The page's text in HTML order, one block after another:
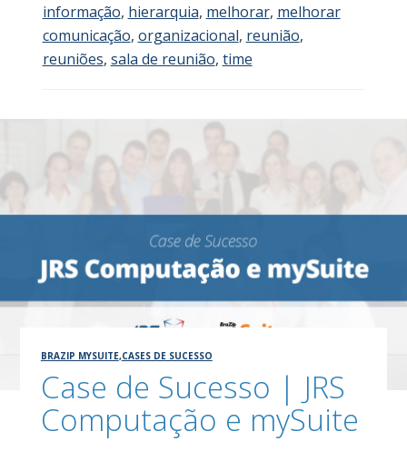
informação, hierarquia, melhorar, melhorar
comunicação, organizacional, reunião,
reuniões, sala de reunião, time
BRAZIP MYSUITE,CASES DE SUCESSO
Case de Sucesso | JRS
Computação e mySuite